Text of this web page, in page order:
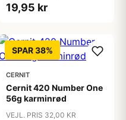
19,95 kr
SPAR 38%
CERNIT
Cernit 420 Number One
56g karminrød
VEJL. PRIS 32,00 KR